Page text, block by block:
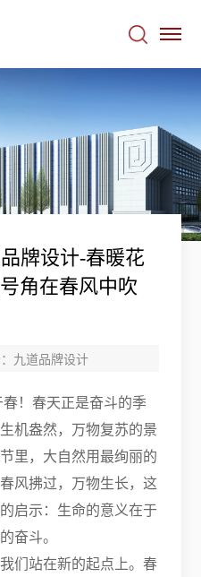
牌设计-春暖花
角在春风中吹
九道品牌设计
！春天正是奋斗的季
机盎然，万物复苏的景
里，大自然用最绚丽的
风拂过，万物生长，这
启示：生命的意义在于
奋斗。
们站在新的起点上。春